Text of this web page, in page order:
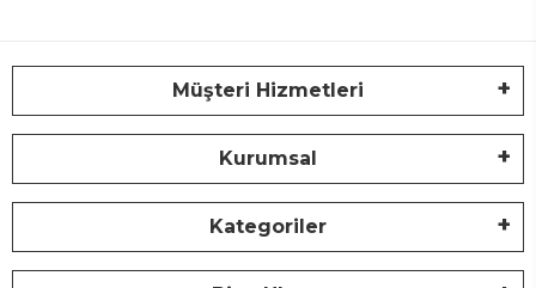
Müşteri Hizmetleri
Kurumsal
Kategoriler